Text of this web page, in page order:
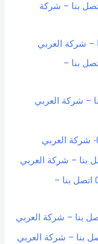
مكائن القهوة بحائل – 0551154864 اتصل بنا – شركة
صيانة مكيفات بحائل -0551154864 اتصل بنا –
شركة تنظيف مكيفات بحائل – 0551154864 اتصل بنا –